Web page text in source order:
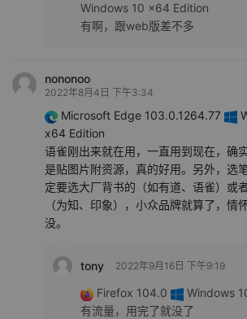
Windows 10 x64 Edition
有啊，跟web版差不多
nononoo
2022年8月4日 下午3:34
Microsoft Edge 103.0.1264.77
x64 Edition
语雀刚出来就在用，一直用到现在，确
是贴图片附资源，真的好用。另外，选
定要选大厂背书的（如有道、语雀）或
（为知、印象），小众品牌就算了，情
没。
tony 2022年9月16日 下午9:19
Firefox 104.0
Windows
有流量，用完了就没了